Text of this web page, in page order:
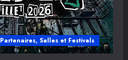
Partenaires, Salles et Festivals